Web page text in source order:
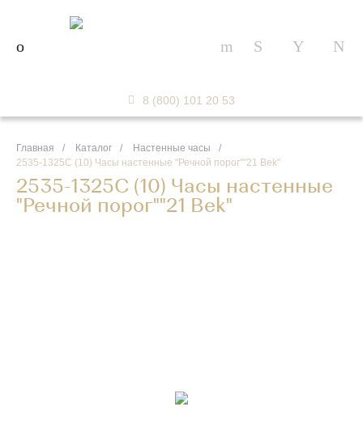
8 (800) 101 20 53
Главная / Каталог / Настенные часы
/
2535-1325С (10) Часы настенные "Речной порог""21 Bek"
2535-1325С (10) Часы настенные
"Речной порог""21 Bek"